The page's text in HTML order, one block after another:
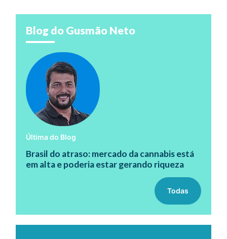
Blog do Gusmão Neto
Última do Blog
Brasil do atraso: mercado da cannabis está
em alta e poderia estar gerando riqueza
Todas